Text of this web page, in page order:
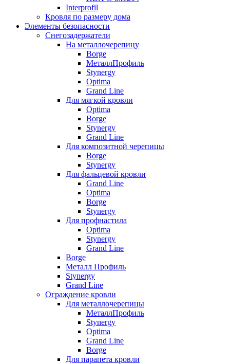
Interprofil
Кровля по размеру дома
Элементы безопасности
Снегозадержатели
На металлочерепицу
Borge
МеталлПрофиль
Stynergy
Optima
Grand Line
Для мягкой кровли
Optima
Borge
Stynergy
Grand Line
Для композитной черепицы
Borge
Stynergy
Для фальцевой кровли
Grand Line
Optima
Borge
Stynergy
Для профнастила
Optima
Stynergy
Grand Line
Borge
Металл Профиль
Stynergy
Grand Line
Ограждение кровли
Для металлочерепицы
МеталлПрофиль
Stynergy
Optima
Grand Line
Borge
Для парапета кровли